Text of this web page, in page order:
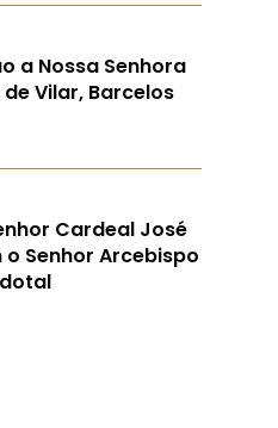
a Nossa Senhora
Vilar, Barcelos
Cardeal José
Senhor Arcebispo